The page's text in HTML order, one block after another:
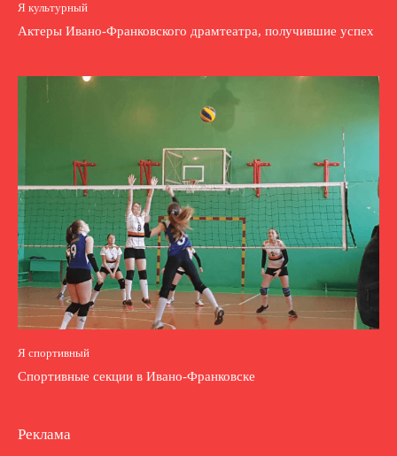
Я культурный
Актеры Ивано-Франковского драмтеатра, получившие успех
Я спортивный
Спортивные секции в Ивано-Франковске
Реклама